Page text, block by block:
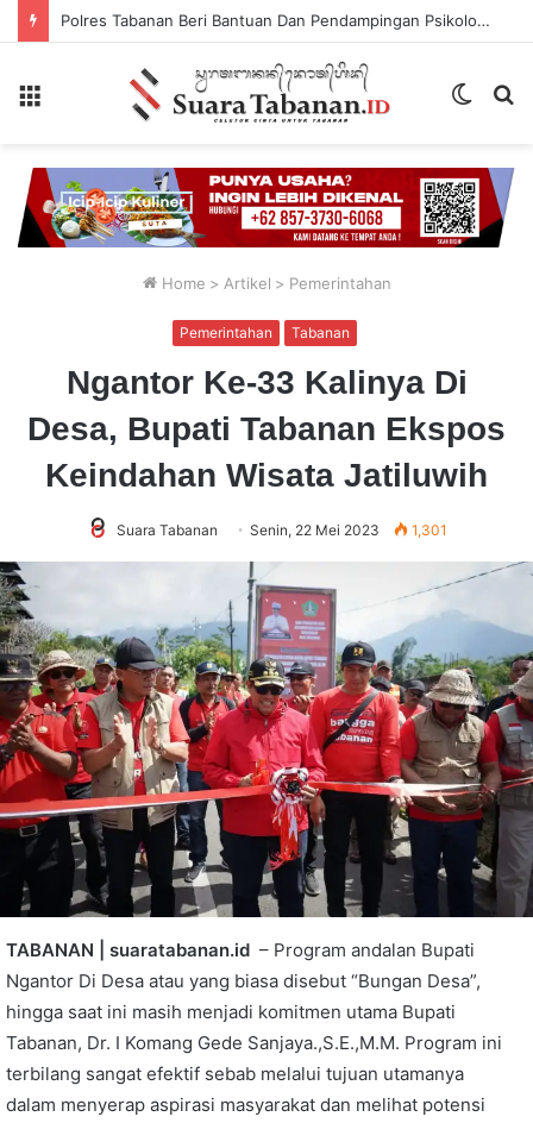
Polres Tabanan Beri Bantuan Dan Pendampingan Psikologis
Switch
Home > Artikel > Pemerintahan
Pemerintahan Tabanan
Ngantor Ke-33 Kalinya Di
Desa, Bupati Tabanan Ekspos
Keindahan Wisata Jatiluwih
Suara Tabanan Senin, 22 Mei 2023 1,301
TABANAN | suaratabanan.id – Program andalan Bupati
Ngantor Di Desa atau yang biasa disebut “Bungan Desa”,
hingga saat ini masih menjadi komitmen utama Bupati
Tabanan, Dr. I Komang Gede Sanjaya.,S.E.,M.M. Program ini
terbilang sangat efektif sebab melalui tujuan utamanya
dalam menyerap aspirasi masyarakat dan melihat potensi